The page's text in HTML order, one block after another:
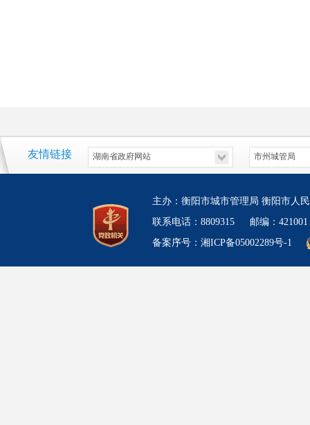
友情链接
主办：衡阳市城市管理局 衡阳市人
联系电话：8809315 邮编：
备案序号：湘ICP备05002289号-1